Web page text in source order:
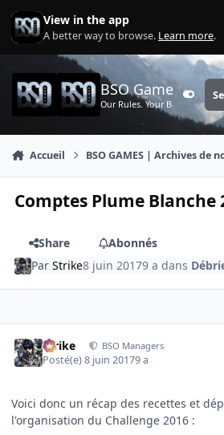
Aller au contenu
View in the app
A better way to browse. Learn more.
BSO Games
Our Rules. Your Battle.
Accueil BSO GAMES | Archives de
Comptes Plume Blanche
Share
Abonnés
ParStrike8 juin 20179 a dans
Strike BSO Managers
Posté(e)8 juin 20179 a
Voici donc un récap des recettes et
l'organisation du Challenge 2016 :